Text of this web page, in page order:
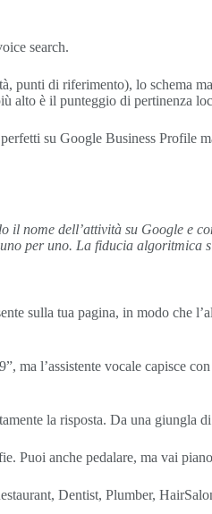
search.
punti di riferimento), lo schema
alto è il punteggio di pertinenza
su Google Business Profile
nome dell’attività su Google e
per uno. La fiducia algoritmica
sulla tua pagina, in modo che
ma l’assistente vocale capisce
la risposta. Da una giungla
Puoi anche pedalare, ma vai
Dentist, Plumber,